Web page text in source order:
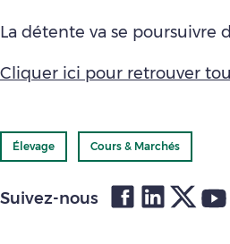
La détente va se poursuivre
Cliquer ici pour retrouver
Élevage Cours & Marchés
Suivez-nous